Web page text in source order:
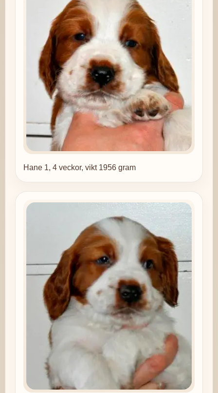
Hane 1, 4 veckor, vikt 1956 gram